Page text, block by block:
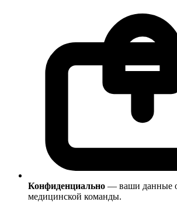
Конфиденциально — ваши данные
медицинской команды.